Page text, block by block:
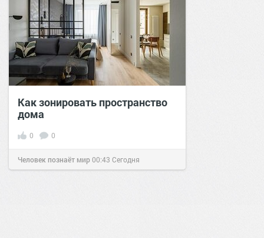
Как зонировать пространство
дома
0 0
Человек познаёт мир00:43 Сегодня